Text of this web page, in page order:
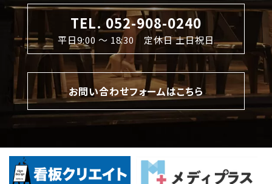
TEL. 052-908-0240
平日9:00 〜 18:30 定休日 土日祝日
お問い合わせフォームはこちら